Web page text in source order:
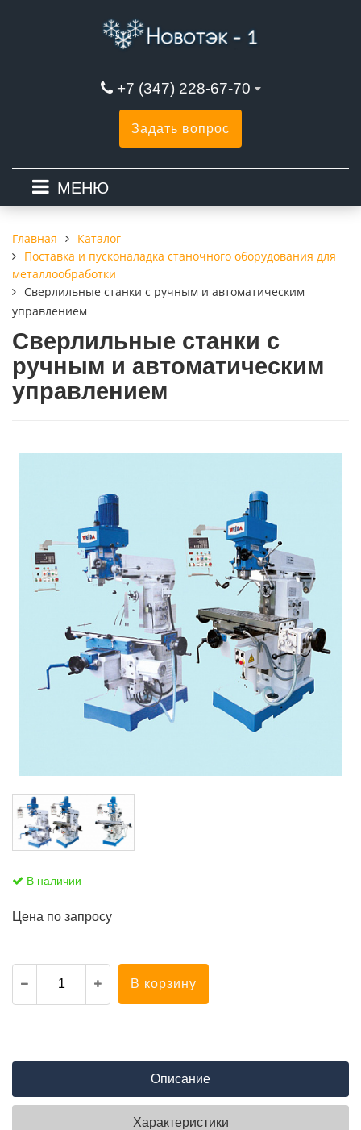
+7 (347) 228-67-70
Задать вопрос
МЕНЮ
Главная
Каталог
Поставка и пусконаладка станочного оборудования для
металлообработки
Сверлильные станки с ручным и автоматическим
управлением
Сверлильные станки с
ручным и автоматическим
управлением
В наличии
Цена по запросу
В корзину
Описание
Характеристики